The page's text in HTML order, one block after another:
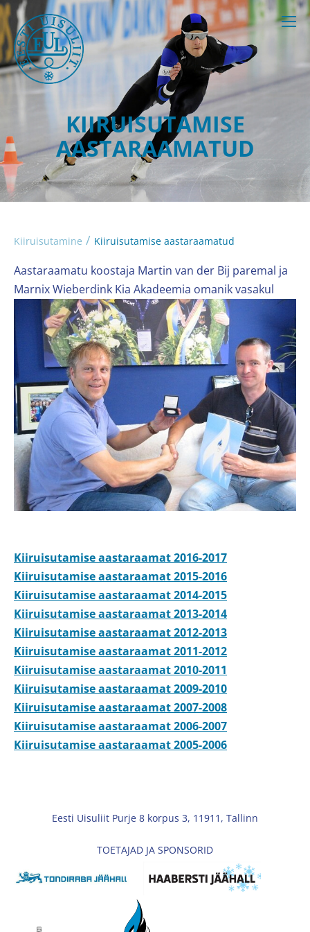
KIIRUISUTAMISE
AASTARAAMATUD
Kiiruisutamine / Kiiruisutamise aastaraamatud
Aastaraamatu koostaja Martin van der Bij paremal ja
Marnix Wieberdink Kia Akadeemia omanik vasakul
Kiiruisutamise aastaraamat 2016-2017
Kiiruisutamise aastaraamat 2015-2016
Kiiruisutamise aastaraamat 2014-2015
Kiiruisutamise aastaraamat 2013-2014
Kiiruisutamise aastaraamat 2012-2013
Kiiruisutamise aastaraamat 2011-2012
Kiiruisutamise aastaraamat 2010-2011
Kiiruisutamise aastaraamat 2009-2010
Kiiruisutamise aastaraamat 2007-2008
Kiiruisutamise aastaraamat 2006-2007
Kiiruisutamise aastaraamat 2005-2006
Eesti Uisuliit Purje 8 korpus 3, 11911, Tallinn
TOETAJAD JA SPONSORID